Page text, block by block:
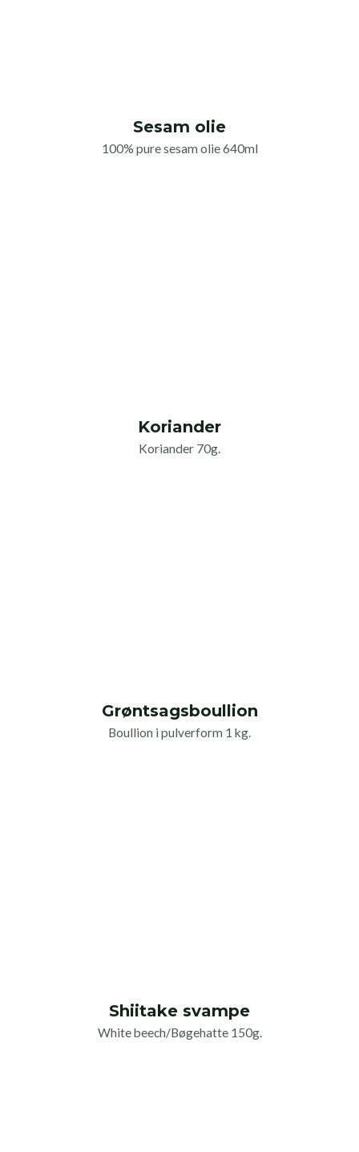
Sesam olie
100% pure sesam olie 640ml
Koriander
Koriander 70g.
Grøntsagsboullion
Boullion i pulverform 1 kg.
Shiitake svampe
White beech/Bøgehatte 150g.